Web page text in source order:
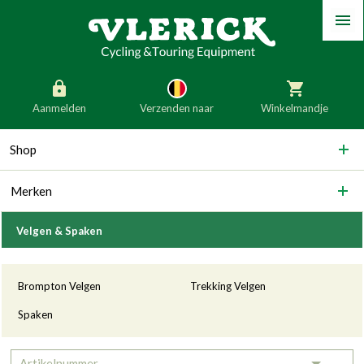
Aanmelden Verzenden naar
België
Duitsland
Frankrijk
Denemarken Finland
Bulgarije
Winkelmandje
generic_skip_language
Menu
Shop
Merken
Velgen & Spaken
Categorieën
Brompton Velgen Trekking Velgen
Spaken